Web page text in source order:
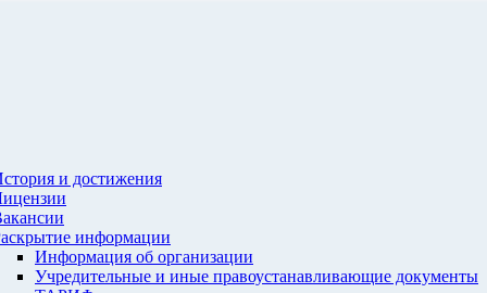
и достижения
информации
Информация об организации
Учредительные и иные правоустанавливающие документы